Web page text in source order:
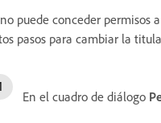
puede conceder permisos a
pasos para cambiar la
En el cuadro de diálogo